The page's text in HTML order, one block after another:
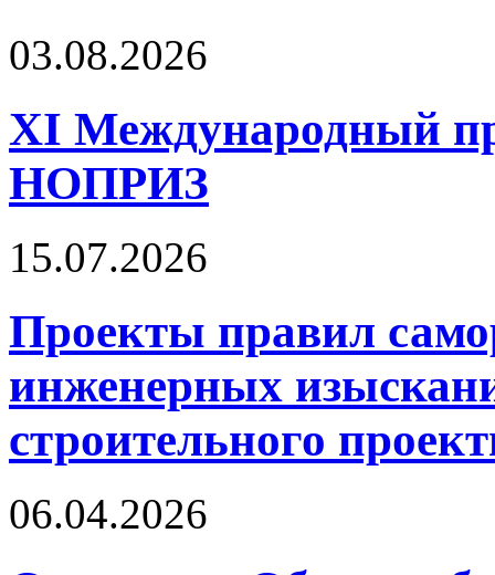
03.08.2026
XI Международный
НОПРИЗ
15.07.2026
Проекты правил
инженерных
строительного
06.04.2026